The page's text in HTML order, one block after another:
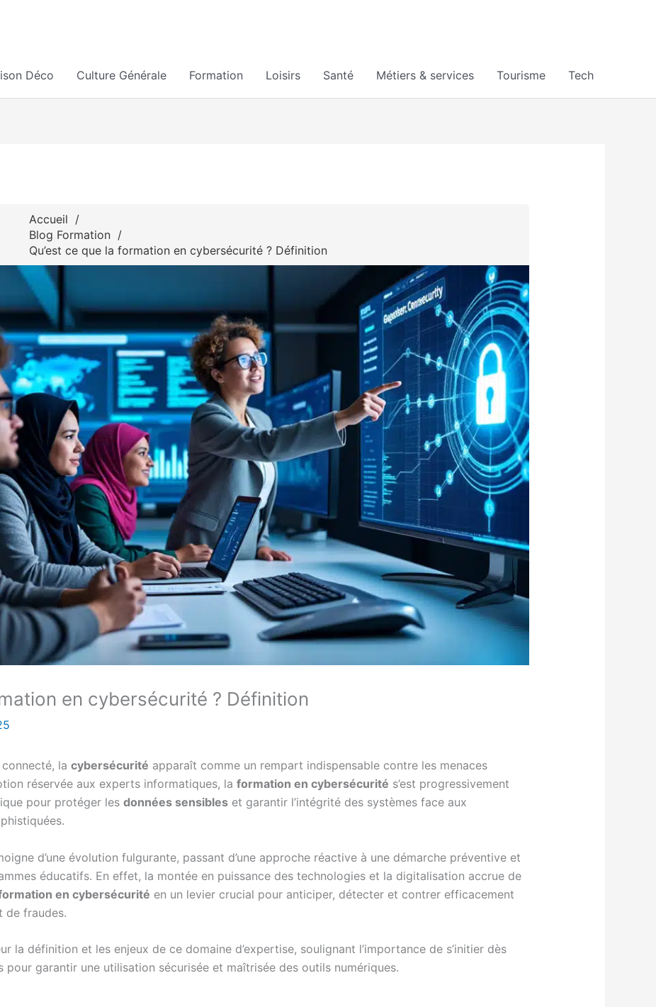
Déco Culture Générale Formation Loisirs Santé Métiers & services Tourisme Tech
Accueil
Blog Formation
Qu’est ce que la formation en cybersécurité ? Définition
en cybersécurité ? Définition
la cybersécurité apparaît comme un rempart indispensable contre les menaces
réservée aux experts informatiques, la formation en cybersécurité s’est progressivement
pour protéger les données sensibleset garantir l’intégrité des systèmes face aux
d’une évolution fulgurante, passant d’une approche réactive à une démarche préventive et
éducatifs. En effet, la montée en puissance des technologies et la digitalisation accrue de
en cybersécurité en un levier crucial pour anticiper, détecter et contrer efficacement
de fraudes.
la définition et les enjeux de ce domaine d’expertise, soulignant l’importance de s’initier dès
pour garantir une utilisation sécurisée et maîtrisée des outils numériques.